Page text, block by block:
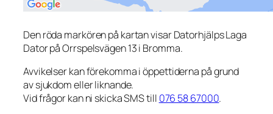
Den röda markören på kartan visar Datorhjälps Laga
Dator på Orrspelsvägen 13 i Bromma.
Avvikelser kan förekomma i öppettiderna på grund
av sjukdom eller liknande.
Vid frågor kan ni skicka SMS till 076 58 67000.